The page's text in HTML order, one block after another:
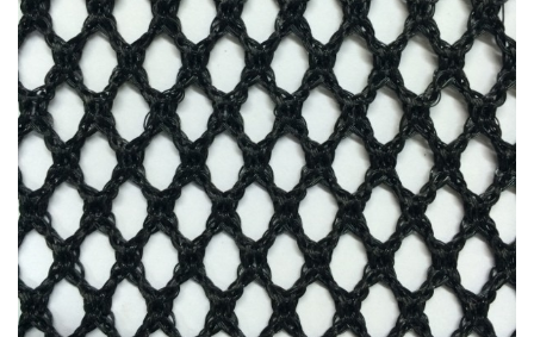
LƯỚI HÀNG RÀO HÌNH VUÔNG